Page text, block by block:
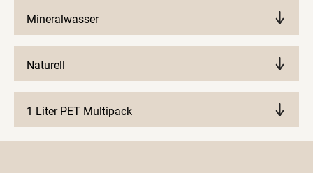
Mineralwasser
Naturell
1 Liter PET Multipack